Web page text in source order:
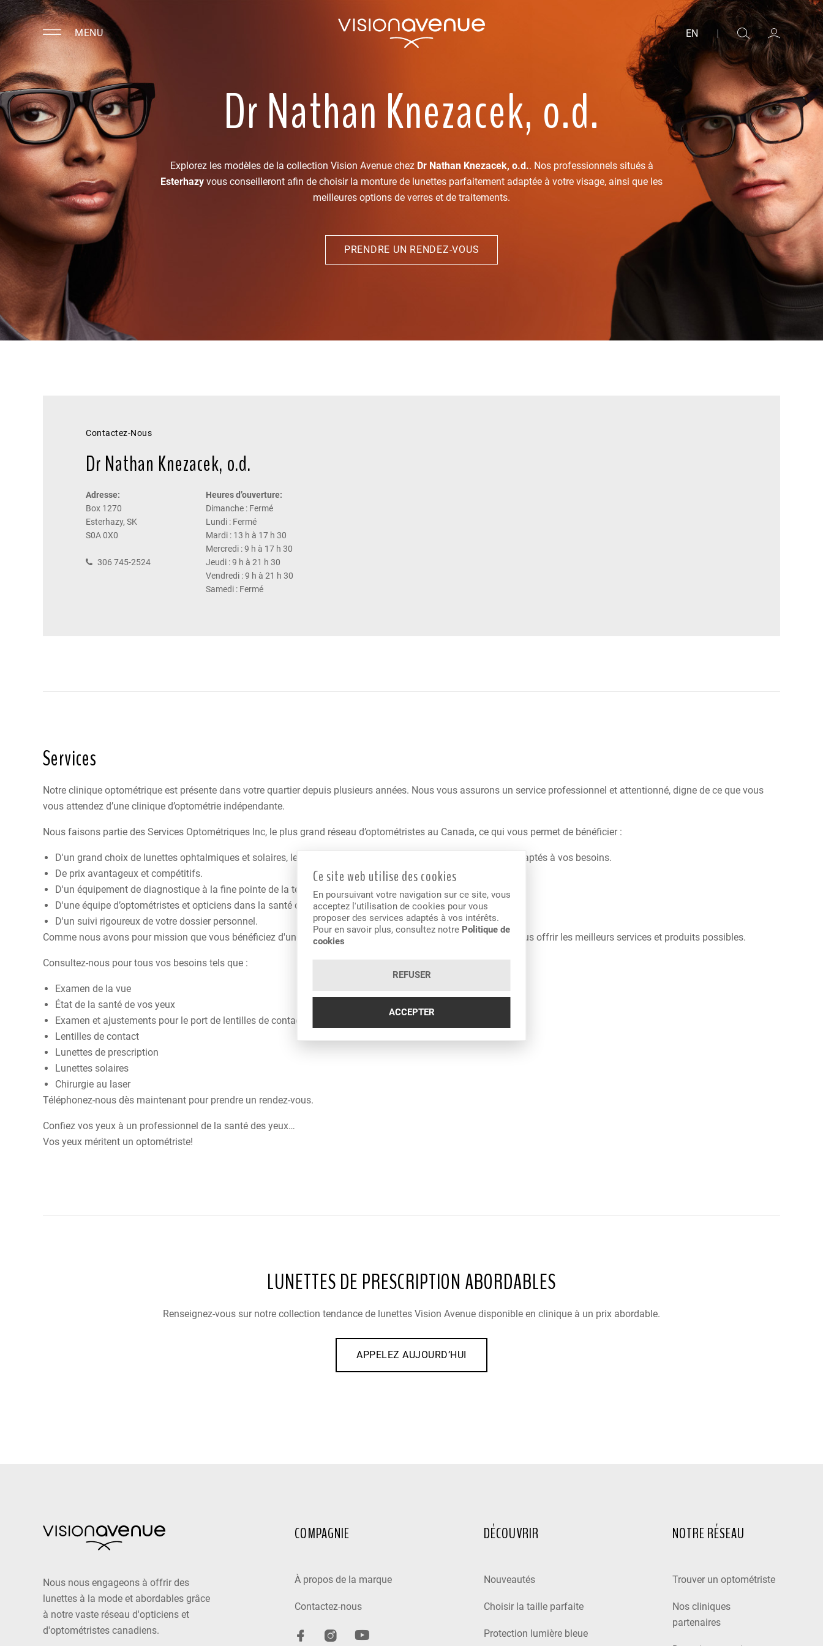
MENU EN |
Dr Nathan Knezacek, o.d.
Explorez les modèles de la collection Vision Avenue chez Dr Nathan Knezacek, o.d.. Nos professionnels situés à
Esterhazy vous conseilleront afin de choisir la monture de lunettes parfaitement adaptée à votre visage, ainsi que les
meilleures options de verres et de traitements.
PRENDRE UN RENDEZ-VOUS
Contactez-Nous
Dr Nathan Knezacek, o.d.
Adresse:
Box 1270
Esterhazy, SK
S0A 0X0
306 745-2524
Heures d’ouverture:
Dimanche : Fermé
Lundi : Fermé
Mardi : 13 h à 17 h 30
Mercredi : 9 h à 17 h 30
Jeudi : 9 h à 21 h 30
Vendredi : 9 h à 21 h 30
Samedi : Fermé
Services
Notre clinique optométrique est présente dans votre quartier depuis plusieurs années. Nous vous assurons un service professionnel et attentionné, digne de ce que vous
vous attendez d’une clinique d’optométrie indépendante.
Nous faisons partie des Services Optométriques Inc, le plus grand réseau d’optométristes au Canada, ce qui vous permet de bénéficier :
D'un grand choix de lunettes ophtalmiques et solaires, lentilles et traitements ainsi que lentilles de contact adaptés à vos besoins.
De prix avantageux et compétitifs.
D'un équipement de diagnostique à la fine pointe de la technologie.
D'une équipe d’optométristes et opticiens dans la santé des yeux et recevant une formation continue.
D'un suivi rigoureux de votre dossier personnel.
Comme nous avons pour mission que vous bénéficiez d'une meilleure santé visuelle, nous nous efforçons de vous offrir les meilleurs services et produits possibles.
Consultez-nous pour tous vos besoins tels que :
Examen de la vue
État de la santé de vos yeux
Examen et ajustements pour le port de lentilles de contact
Lentilles de contact
Lunettes de prescription
Lunettes solaires
Chirurgie au laser
Téléphonez-nous dès maintenant pour prendre un rendez-vous.
Confiez vos yeux à un professionnel de la santé des yeux…
Vos yeux méritent un optométriste!
LUNETTES DE PRESCRIPTION ABORDABLES
Renseignez-vous sur notre collection tendance de lunettes Vision Avenue disponible en clinique à un prix abordable.
APPELEZ AUJOURD’HUI
Nous nous engageons à offrir des
lunettes à la mode et abordables grâce
à notre vaste réseau d'opticiens et
d'optométristes canadiens.
COMPAGNIE
À propos de la marque
Contactez-nous
DÉCOUVRIR
Nouveautés
Choisir la taille parfaite
Protection lumière bleue
NOTRE RÉSEAU
Trouver un optométriste
Nos cliniques
partenaires
Ce site web utilise des cookies
En poursuivant votre navigation sur ce site, vous
acceptez l'utilisation de cookies pour vous
proposer des services adaptés à vos intérêts.
Pour en savoir plus, consultez notre Politique de
cookies
REFUSER
ACCEPTER